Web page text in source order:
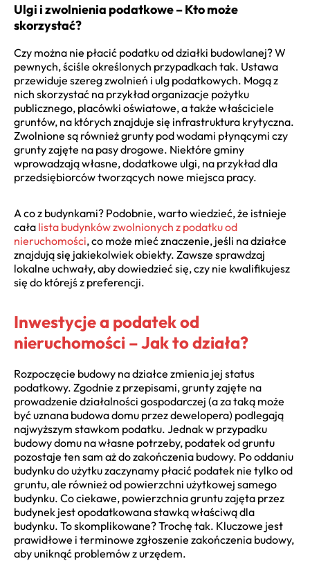
Ulgi i zwolnienia podatkowe – Kto może
skorzystać?
Czy można nie płacić podatku od działki budowlanej? W
pewnych, ściśle określonych przypadkach tak. Ustawa
przewiduje szereg zwolnień i ulg podatkowych. Mogą z
nich skorzystać na przykład organizacje pożytku
publicznego, placówki oświatowe, a także właściciele
gruntów, na których znajduje się infrastruktura krytyczna.
Zwolnione są również grunty pod wodami płynącymi czy
grunty zajęte na pasy drogowe. Niektóre gminy
wprowadzają własne, dodatkowe ulgi, na przykład dla
przedsiębiorców tworzących nowe miejsca pracy.
A co z budynkami? Podobnie, warto wiedzieć, że istnieje
cała lista budynków zwolnionych z podatku od
nieruchomości, co może mieć znaczenie, jeśli na działce
znajdują się jakiekolwiek obiekty. Zawsze sprawdzaj
lokalne uchwały, aby dowiedzieć się, czy nie kwalifikujesz
się do którejś z preferencji.
Inwestycje a podatek od
nieruchomości – Jak to działa?
Rozpoczęcie budowy na działce zmienia jej status
podatkowy. Zgodnie z przepisami, grunty zajęte na
prowadzenie działalności gospodarczej (a za taką może
być uznana budowa domu przez dewelopera) podlegają
najwyższym stawkom podatku. Jednak w przypadku
budowy domu na własne potrzeby, podatek od gruntu
pozostaje ten sam aż do zakończenia budowy. Po oddaniu
budynku do użytku zaczynamy płacić podatek nie tylko od
gruntu, ale również od powierzchni użytkowej samego
budynku. Co ciekawe, powierzchnia gruntu zajęta przez
budynek jest opodatkowana stawką właściwą dla
budynku. To skomplikowane? Trochę tak. Kluczowe jest
prawidłowe i terminowe zgłoszenie zakończenia budowy,
aby uniknąć problemów z urzędem.